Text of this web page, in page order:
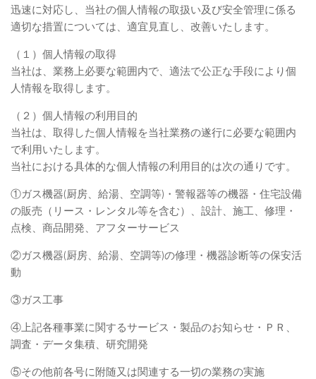
迅速に対応し、当社の個人情報の取扱い及び安全管理に係る
適切な措置については、適宜見直し、改善いたします。
（１）個人情報の取得
当社は、業務上必要な範囲内で、適法で公正な手段により個
人情報を取得します。
（２）個人情報の利用目的
当社は、取得した個人情報を当社業務の遂行に必要な範囲内
で利用いたします。
当社における具体的な個人情報の利用目的は次の通りです。
①ガス機器(厨房、給湯、空調等)・警報器等の機器・住宅設備
の販売（リース・レンタル等を含む）、設計、施工、修理・
点検、商品開発、アフターサービス
②ガス機器(厨房、給湯、空調等)の修理・機器診断等の保安活
動
③ガス工事
④上記各種事業に関するサービス・製品のお知らせ・ＰＲ、
調査・データ集積、研究開発
⑤その他前各号に附随又は関連する一切の業務の実施